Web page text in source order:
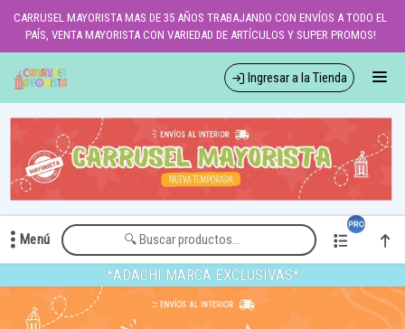
Comprá online productos de en CARRUSEL MAYORISTA
CARRUSEL MAYORISTA MAS DE 35 AÑOS TRABAJANDO CON ENVÍOS A TODO EL
PAÍS, VENTA MAYORISTA CON VARIEDAD DE ARTÍCULOS Y SUPER PROMOS!
Ingresar a la Tienda
CÓMO COMPRAR
QUIÉNES SOMOS
LOCALES
WHATSAPPEAMOS?
CONTACTO
Menú
Comprá online productos de en CARRUSEL MAYORISTA
*ADACHI MARCA EXCLUSIVAS*